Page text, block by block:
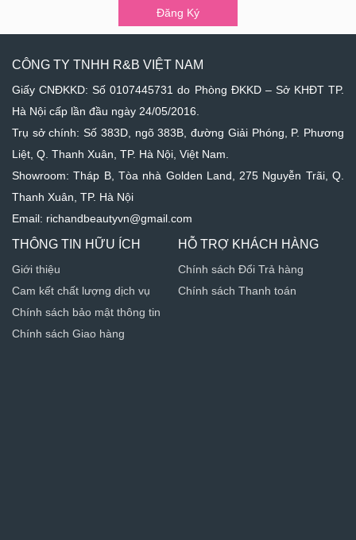
blank.
Đăng Ký
CÔNG TY TNHH R&B VIỆT NAM
Giấy CNĐKKD: Số 0107445731 do Phòng ĐKKD – Sở KHĐT TP.
Hà Nội cấp lần đầu ngày 24/05/2016.
Trụ sở chính: Số 383D, ngõ 383B, đường Giải Phóng, P. Phương
Liệt, Q. Thanh Xuân, TP. Hà Nội, Việt Nam.
Showroom: Tháp B, Tòa nhà Golden Land, 275 Nguyễn Trãi, Q.
Thanh Xuân, TP. Hà Nội
Email: richandbeautyvn@gmail.com
THÔNG TIN HỮU ÍCH
Giới thiệu
Cam kết chất lượng dịch vụ
Chính sách bảo mật thông tin
Chính sách Giao hàng
HỖ TRỢ KHÁCH HÀNG
Chính sách Đổi Trả hàng
Chính sách Thanh toán